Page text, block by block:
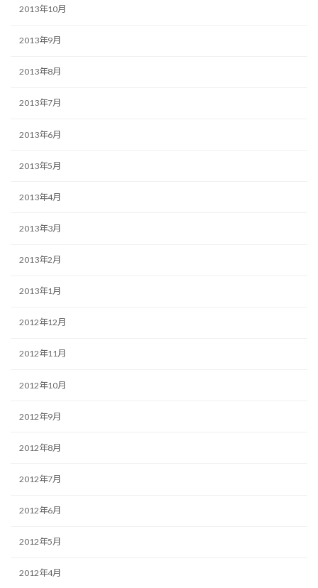
2013年10月
2013年9月
2013年8月
2013年7月
2013年6月
2013年5月
2013年4月
2013年3月
2013年2月
2013年1月
2012年12月
2012年11月
2012年10月
2012年9月
2012年8月
2012年7月
2012年6月
2012年5月
2012年4月